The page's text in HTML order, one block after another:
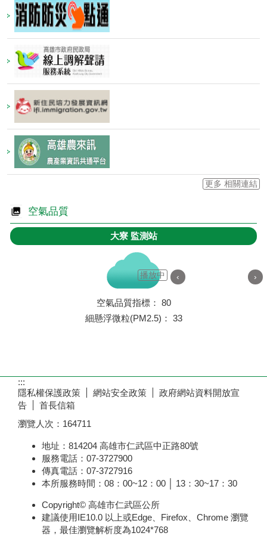
更多 相關連結
空氣品質
大寮監測站
空氣品質指標： 80
細懸浮微粒(PM2.5)： 33
播放中 ‹ ›
:::
隱私權保護政策
網站安全政策
政府網站資料開放宣
告
首長信箱
瀏覽人次： 164711
地址：814204 高雄市仁武區中正路80號
服務電話：07-3727900
傳真電話：07-3727916
本所服務時間：08：00~12：00 │ 13：30~17：30
Copyright© 高雄市仁武區公所
建議使用IE10.0 以上或Edge、Firefox、Chrome 瀏覽
器，最佳瀏覽解析度為1024*768